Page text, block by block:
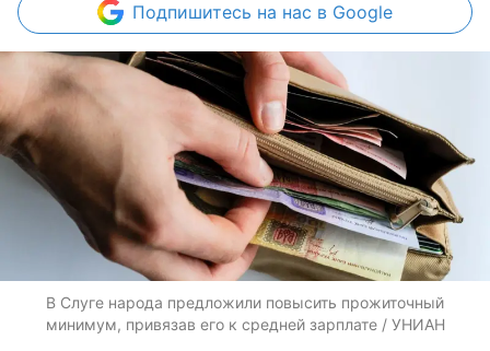
Подпишитесь на нас в Google
В Слуге народа предложили повысить прожиточный
минимум, привязав его к средней зарплате / УНИАН